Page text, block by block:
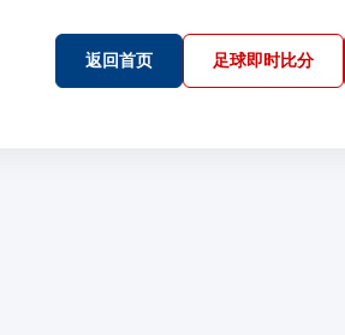
返回首页 足球即时比分